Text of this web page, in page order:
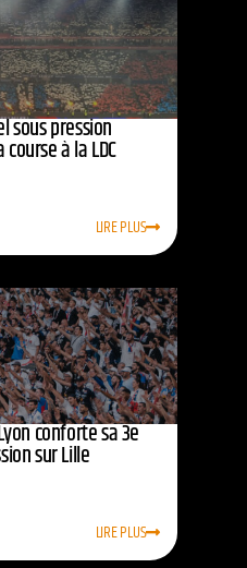
sous pression
à la LDC
LIRE PLUS
conforte sa 3e
sur Lille
LIRE PLUS